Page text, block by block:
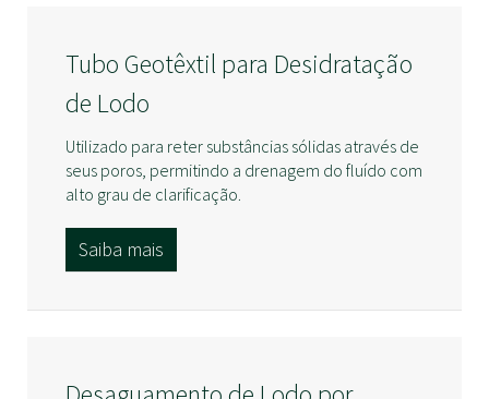
Tubo Geotêxtil para Desidratação
de Lodo
Utilizado para reter substâncias sólidas através de
seus poros, permitindo a drenagem do fluído com
alto grau de clarificação.
Saiba mais